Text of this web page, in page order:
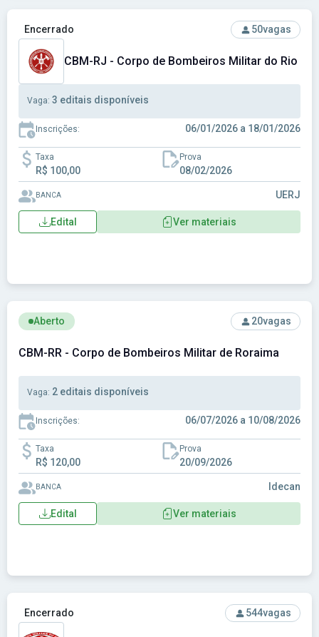
Ver concurso: CBM-RJ - Corpo de Bombeiros Militar do Rio
Encerrado 50vagas
CBM-RJ - Corpo de Bombeiros Militar do Rio de
Vaga: 3 editais disponíveis
Inscrições: 06/01/2026 a 18/01/2026
Taxa
R$ 100,00
Prova
08/02/2026
BANCA UERJ
Edital Ver materiais
Ver concurso: CBM-RR - Corpo de Bombeiros Militar de
Aberto 20vagas
CBM-RR - Corpo de Bombeiros Militar de Roraima
Vaga: 2 editais disponíveis
Inscrições: 06/07/2026 a 10/08/2026
Taxa
R$ 120,00
Prova
20/09/2026
BANCA Idecan
Edital Ver materiais
Ver concurso: CBM-RS - Corpo de Bombeiros Militar do Rio
Encerrado 544vagas